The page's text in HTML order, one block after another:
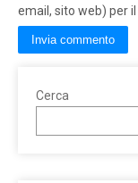
email, sito web) per
Cerca